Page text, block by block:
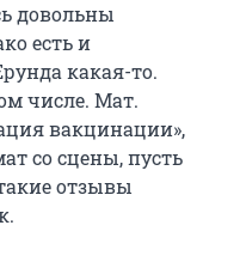
довольны
есть и
какая-то.
числе. Мат.
вакцинации»,
со сцены, пусть
отзывы